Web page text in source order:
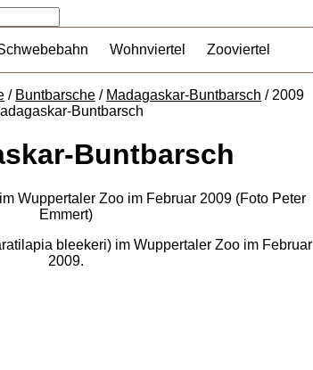
Wohnviertel Zooviertel
/ Buntbarsche / Madagaskar-Buntbarsch / 2009
Buntbarsch
Buntbarsch
bleekeri) im Wuppertaler Zoo im Februar
2009.